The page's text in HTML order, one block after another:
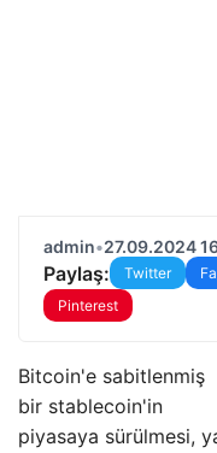
admin•27.09.2024
Paylaş: Twitter
Pinterest
Bitcoin'e sabitlenmiş
bir stablecoin'in
piyasaya sürülmesi,